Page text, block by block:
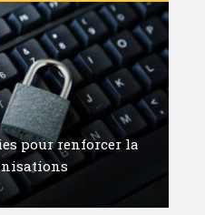
pour renforcer la